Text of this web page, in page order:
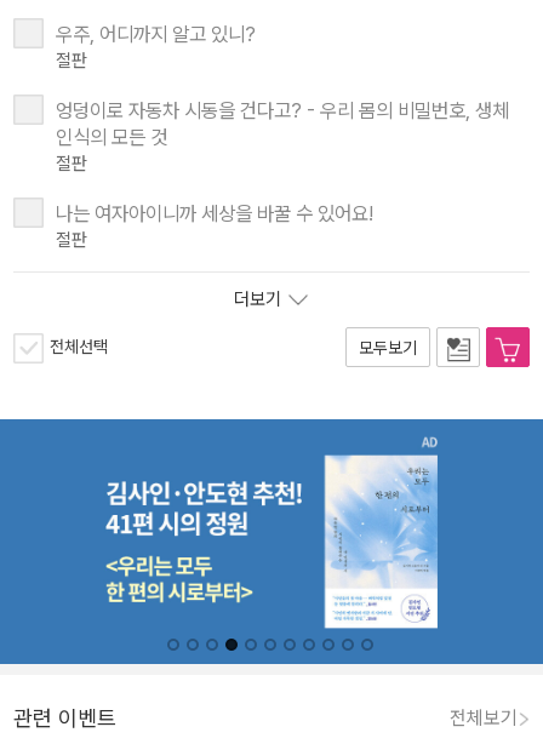
우주, 어디까지 알고 있니?
절판
엉덩이로 자동차 시동을 건다고? - 우리 몸의 비밀번호, 생체
인식의 모든 것
절판
나는 여자아이니까 세상을 바꿀 수 있어요!
절판
더보기
전체선택 모두보기
관련 이벤트 전체보기